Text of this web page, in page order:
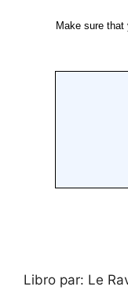
Libro par: Le